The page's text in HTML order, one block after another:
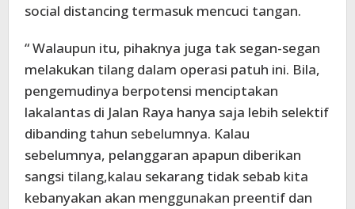
social distancing termasuk mencuci tangan.
“ Walaupun itu, pihaknya juga tak segan-segan
melakukan tilang dalam operasi patuh ini. Bila,
pengemudinya berpotensi menciptakan
lakalantas di Jalan Raya hanya saja lebih selektif
dibanding tahun sebelumnya. Kalau
sebelumnya, pelanggaran apapun diberikan
sangsi tilang,kalau sekarang tidak sebab kita
kebanyakan akan menggunakan preentif dan